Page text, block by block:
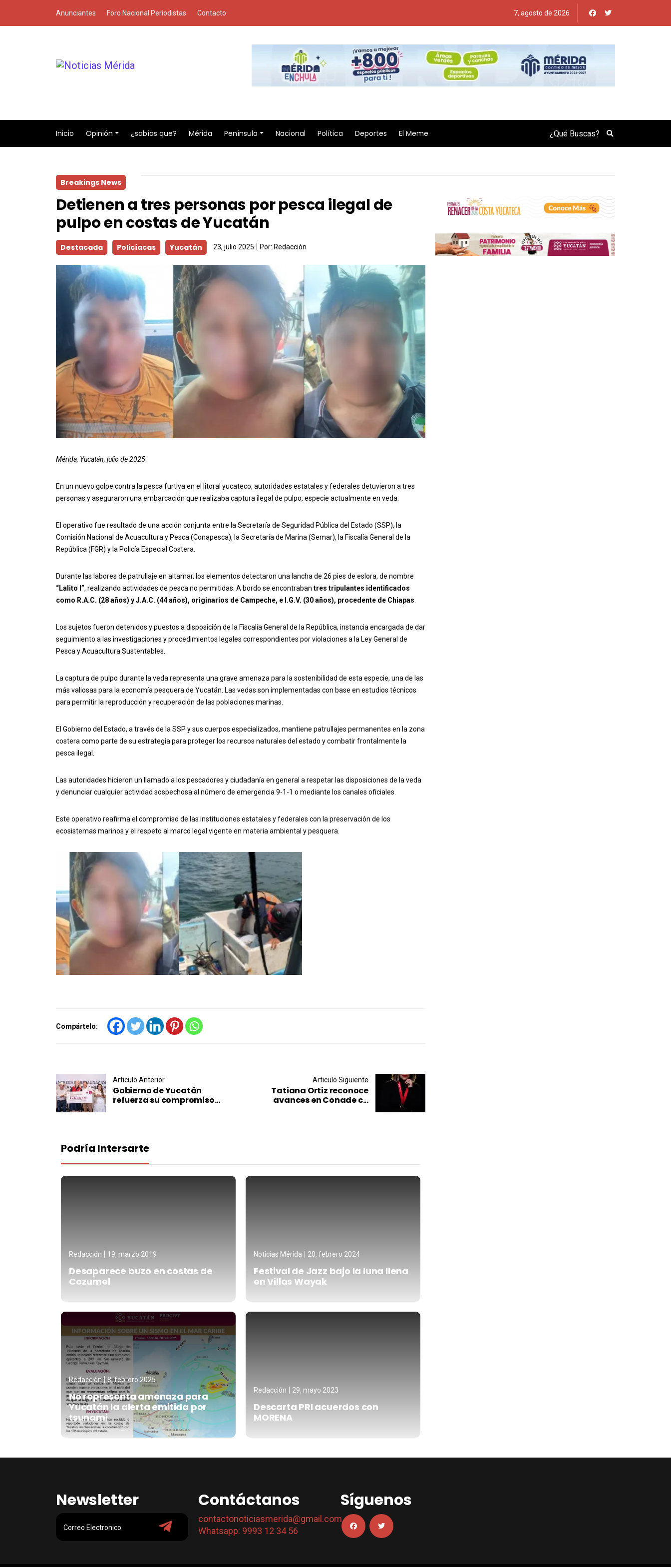
Anunciantes Foro Nacional Periodistas Contacto 7, agosto de 2026
Inicio Opinión ¿sabías que? Mérida Península Nacional Política Deportes El Meme Search
Breakings News
Detienen a tres personas por pesca ilegal de
pulpo en costas de Yucatán
Destacada Policíacas Yucatán 23, julio 2025 Por: Redacción
Mérida, Yucatán, julio de 2025
En un nuevo golpe contra la pesca furtiva en el litoral yucateco, autoridades estatales y federales detuvieron a tres
personas y aseguraron una embarcación que realizaba captura ilegal de pulpo, especie actualmente en veda.
El operativo fue resultado de una acción conjunta entre la Secretaría de Seguridad Pública del Estado (SSP), la
Comisión Nacional de Acuacultura y Pesca (Conapesca), la Secretaría de Marina (Semar), la Fiscalía General de la
República (FGR) y la Policía Especial Costera.
Durante las labores de patrullaje en altamar, los elementos detectaron una lancha de 26 pies de eslora, de nombre
“Lalito I”, realizando actividades de pesca no permitidas. A bordo se encontraban tres tripulantes identificados
como R.A.C. (28 años) y J.A.C. (44 años), originarios de Campeche, e I.G.V. (30 años), procedente de Chiapas
Los sujetos fueron detenidos y puestos a disposición de la Fiscalía General de la República, instancia encargada de dar
seguimiento a las investigaciones y procedimientos legales correspondientes por violaciones a la Ley General de
Pesca y Acuacultura Sustentables.
La captura de pulpo durante la veda representa una grave amenaza para la sostenibilidad de esta especie, una de las
más valiosas para la economía pesquera de Yucatán. Las vedas son implementadas con base en estudios técnicos
para permitir la reproducción y recuperación de las poblaciones marinas.
El Gobierno del Estado, a través de la SSP y sus cuerpos especializados, mantiene patrullajes permanentes en la zona
costera como parte de su estrategia para proteger los recursos naturales del estado y combatir frontalmente la
pesca ilegal.
Las autoridades hicieron un llamado a los pescadores y ciudadanía en general a respetar las disposiciones de la veda
y denunciar cualquier actividad sospechosa al número de emergencia 9-1-1 o mediante los canales oficiales.
Este operativo reafirma el compromiso de las instituciones estatales y federales con la preservación de los
ecosistemas marinos y el respeto al marco legal vigente en materia ambiental y pesquera.
Compártelo:
Post navigation
Articulo Anterior
Gobierno de Yucatán
refuerza su compromiso...
Articulo Siguiente
Tatiana Ortiz reconoce
avances en Conade c...
Podría Intersarte
Redacción 19, marzo 2019
Desaparece buzo en costas de
Cozumel
Noticias Mérida 20, febrero 2024
Festival de Jazz bajo la luna llena
en Villas Wayak
Redacción 8, febrero 2025
No representa amenaza para
Yucatán la alerta emitida por
tsunami
Redacción 29, mayo 2023
Descarta PRI acuerdos con
MORENA
Newsletter Contáctanos
contactonoticiasmerida@gmail.com
Whatsapp: 9993 12 34 56
Síguenos